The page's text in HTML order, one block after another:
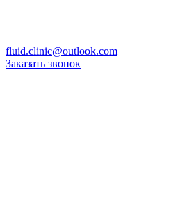
fluid.clinic@outlook.com
Заказать звонок